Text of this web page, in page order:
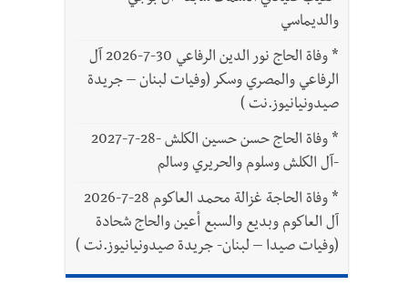
والديماسي
*
وفاة الحاج نور الدين الرفاعي 30-7-2026 آل
الرفاعي والمصري وسكر (وفيات لبنان – جريدة
صيدونيانيوز.نت )
*
وفاة الحاج حسن حسين الكلش -28-7-2027
-آل الكلش وسلوم والحريري وسالم
*
وفاة الحاجة غزالة محمد العاكوم 28-7-2026
آل العاكوم وبديع والسبع أعين والحاج شحادة
(وفيات صيدا – لبنان- جريدة صيدونيانيوز.نت )